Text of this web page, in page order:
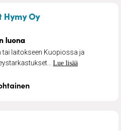
Oy– Hammashoito
luona
tai laitokseen Kuopiossa ja
Lue lisää